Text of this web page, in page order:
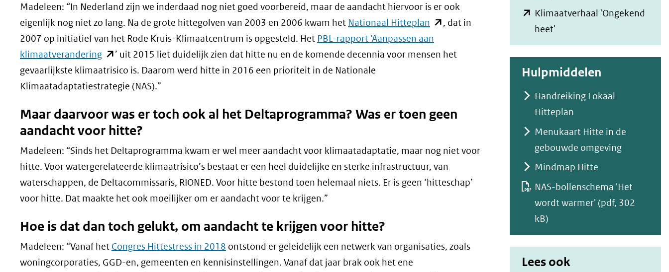
Madeleen: “In Nederland zijn we inderdaad nog niet goed voorbereid, maar de aandacht hiervoor is er ook
eigenlijk nog niet zo lang. Na de grote hittegolven van 2003 en 2006 kwam het Nationaal Hitteplan (opent
in
nieuw
een
website)
, dat in
2007 op initiatief van het Rode Kruis-Klimaatcentrum is opgesteld. Het PBL-rapport ‘Aanpassen aan
klimaatverandering(opent
in
nieuw
(verwijst
naar
een
andere
website)
’ uit 2015 liet duidelijk zien dat hitte nu en de komende decennia voor mensen het
gevaarlijkste klimaatrisico is. Daarom werd hitte in 2016 een prioriteit in de Nationale
Klimaatadaptatiestrategie (NAS).”
Maar daarvoor was er toch ook al het Deltaprogramma? Was er toen geen
aandacht voor hitte?
Madeleen: “Sinds het Deltaprogramma kwam er wel meer aandacht voor klimaatadaptatie, maar nog niet voor
hitte. Voor watergerelateerde klimaatrisico’s bestaat er een heel duidelijke en sterke infrastructuur, van
waterschappen, de Deltacommissaris, RIONED. Voor hitte bestond toen helemaal niets. Er is geen ‘hitteschap’
voor hitte. Dat maakte het ook moeilijker om er aandacht voor te krijgen.”
Hoe is dat dan toch gelukt, om aandacht te krijgen voor hitte?
Madeleen: “Vanaf het Congres Hittestress in 2018 ontstond er geleidelijk een netwerk van organisaties, zoals
woningcorporaties, GGD-en, gemeenten en kennisinstellingen. Vanaf dat jaar brak ook het ene
Klimaatverhaal 'Ongekend
heet'
in
nieuw
venster)
(verwijst
naar
Hulpmiddelen
Handreiking Lokaal
Hitteplan
Menukaart Hitte in de
gebouwde omgeving
Mindmap Hitte
NAS-bollenschema 'Het
wordt warmer' (pdf, 302
kB)
Lees ook